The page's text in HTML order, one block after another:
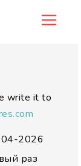
write it to
2026
раз